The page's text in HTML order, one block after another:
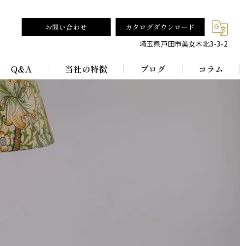
お問い合わせ
カタログダウンロード
埼玉県戸田市美女木北3-3-2
Q&A 当社の特徴 ブログ コラム